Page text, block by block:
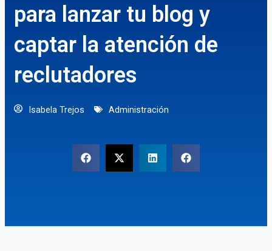
para lanzar tu blog y
captar la atención de
reclutadores
Isabela Trejos Administración